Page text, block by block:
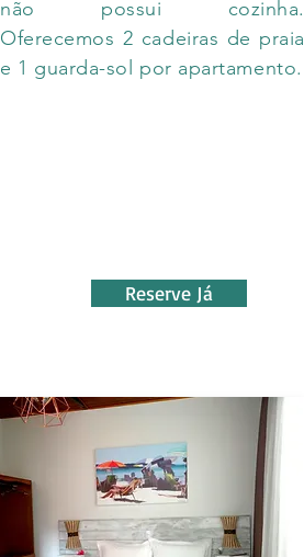
não possui cozinha.​
Oferecemos 2 cadeiras de praia
e 1 guarda-sol por apartamento.
Reserve Já